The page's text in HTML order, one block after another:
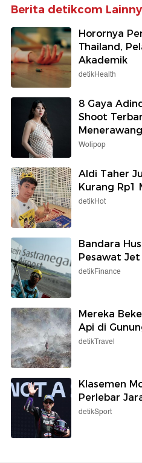
Berita detikcom
Horornya
Thailand,
Akademik
detikHealth
8 Gaya
Shoot
Menerawang
Wolipop
Aldi Taher
Kurang Rp1
detikHot
Bandara
Pesawat
detikFinance
Mereka
Api di
detikTravel
Klasemen
Perlebar
detikSport